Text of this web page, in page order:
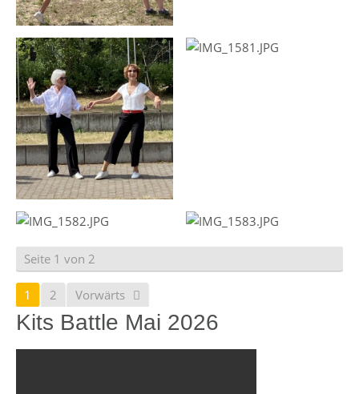
Seite 1 von 2
1 2 Vorwärts
Kits Battle Mai 2026